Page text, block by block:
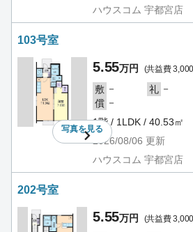
ハウスコム 宇都宮店
103号室
写真を見る
5.55万円 (共益費
敷 － 礼 －
償 －
1階 / 1LDK / 40.53㎡
2026/08/06 更新
ハウスコム 宇都宮店
202号室
5.55万円 (共益費